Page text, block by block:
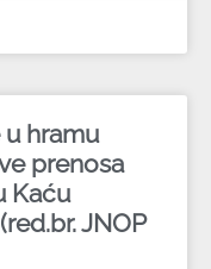
hramu
prenosa
Kaću
JNOP